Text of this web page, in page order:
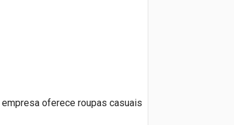
oferece roupas casuais